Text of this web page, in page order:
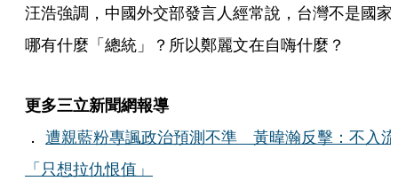
汪浩強調，中國外交部發言人經常說，台灣不是國家
哪有什麼「總統」？所以鄭麗文在自嗨什麼？
更多三立新聞網報導
． 遭親藍粉專諷政治預測不準 黃暐瀚反擊：不入流
「只想拉仇恨值」